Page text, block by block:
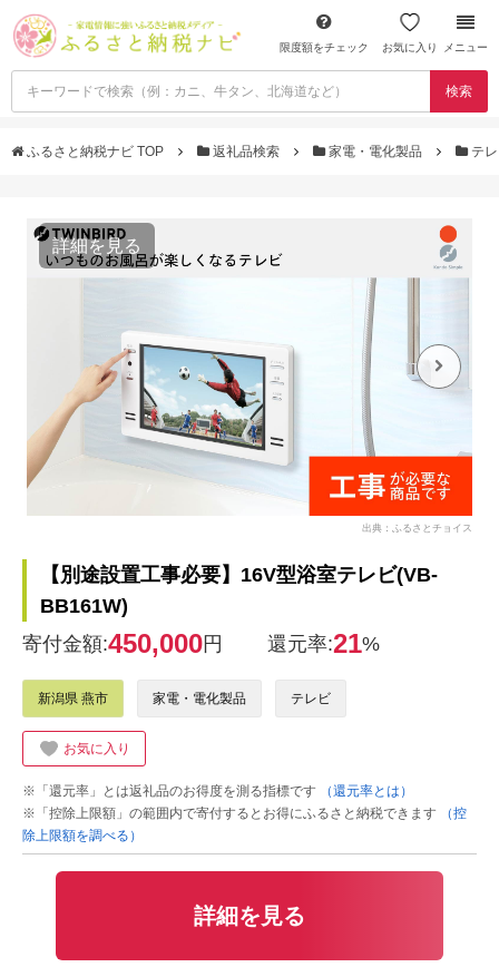
限度額をチェック お気に入り メニュー
検索
ふるさと納税ナビ TOP 返礼品検索 家電・電化製品 テ
詳細を見る
出典：ふるさとチョイス
【別途設置工事必要】16V型浴室テレビ(VB-
BB161W)
寄付金額:450,000円 還元率:21%
新潟県 燕市 家電・電化製品 テレビ
お気に入り
※「還元率」とは返礼品のお得度を測る指標です
（還元率とは）
※「控除上限額」の範囲内で寄付するとお得にふるさと納税できます
（控
除上限額を調べる）
詳細を見る